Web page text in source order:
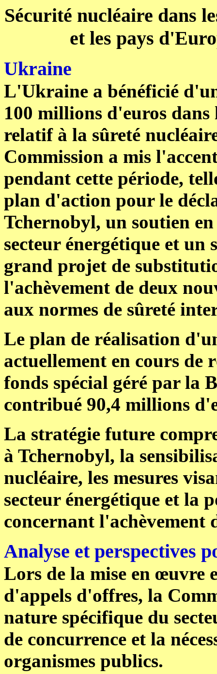
Sécurité nucléaire dans
et les pays
Ukraine
L'Ukraine a bénéficié
100 millions d'euros
relatif à la sûreté
Commission a mis
pendant cette période,
plan d'action pour le
Tchernobyl, un soutien
secteur énergétique et
grand projet de
l'achèvement de deux
aux normes de sûreté
Le plan de réalisation
actuellement en cours de
fonds spécial géré par la
contribué 90,4 millions
La stratégie future
à Tchernobyl, la
nucléaire, les mesures
secteur énergétique et la
concernant l'achèvement
Analyse et perspectives
Lors de la mise en œuvre
d'appels d'offres, la
nature spécifique du
de concurrence et la
organismes publics.